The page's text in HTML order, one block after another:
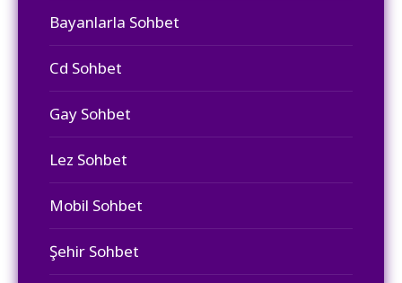
Bayanlarla Sohbet
Cd Sohbet
Gay Sohbet
Lez Sohbet
Mobil Sohbet
Şehir Sohbet